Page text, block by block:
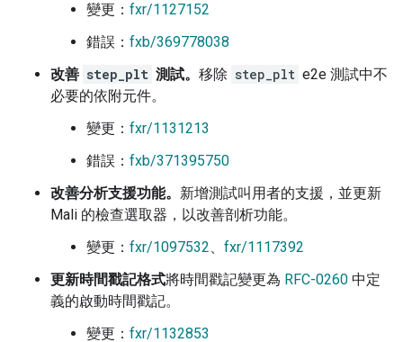
變更： fxr/1127152
錯誤： fxb/369778038
改善 step_plt 測試。 移除 step_plt e2e 測試中不
必要的依附元件。
變更： fxr/1131213
錯誤： fxb/371395750
改善分析支援功能。 新增測試叫用者的支援，並更新
Mali 的檢查選取器，以改善剖析功能。
變更： fxr/1097532、 fxr/1117392
更新時間戳記格式將時間戳記變更為 RFC-0260 中定
義的啟動時間戳記。
變更： fxr/1132853